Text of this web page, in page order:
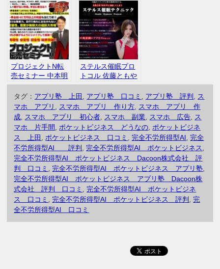
トフォン 評判
口コミ
ぐ 上田幸司 口
コミ 評判
プロジェクトN転
売セミナー 中本明
宣 本当に稼げるの
か 口コミ 評判
ステルス催眠プロ
トコル 佐藤ともや
す インフォトッ
プ 再アップ 評
判 口コミ
タグ： アプリ塾 上田 アプリ塾 口コミ アプリ塾 評判
ス
マホ アプリ
スマホ アプリ 作り方
スマホ アプリ 作
成
スマホ アプリ 初心者 スマホ 副業 スマホ 広告
ス
マホ 片手間
ポケットビジネス どうなの ポケットビジネ
ス 上田
ポケットビジネス 口コミ 完全不労所得型AI
完全
不労所得型AI 評判
完全不労所得型AI ポケットビジネス
完全不労所得型AI ポケットビジネス Dacoon株式会社 評
判 口コミ
完全不労所得型AI ポケットビジネス アプリ塾
完全不労所得型AI ポケットビジネス アプリ塾 Dacoon株
式会社 評判 口コミ
完全不労所得型AI ポケットビジネ
ス 口コミ
完全不労所得型AI ポケットビジネス 評判
完
全不労所得型AI 口コミ